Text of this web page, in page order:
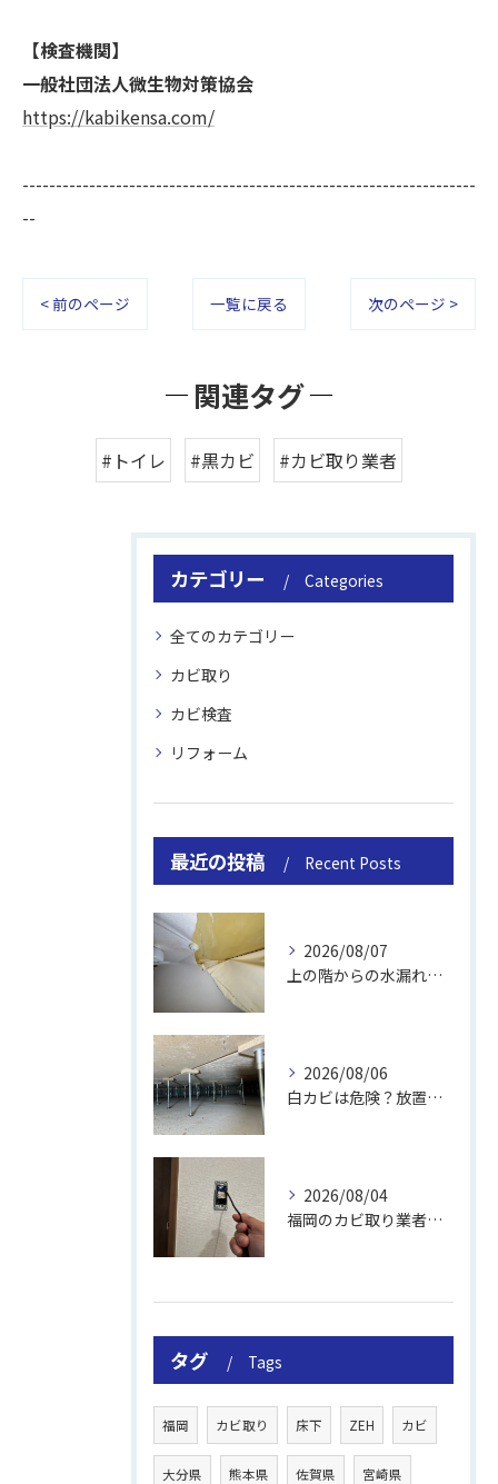
【検査機関】
一般社団法人微生物対策協会
https://kabikensa.com/
--------------------------------------------------------------------
--
< 前のページ 一覧に戻る 次のページ >
関連タグ
#トイレ #黒カビ #カビ取り業者
カテゴリー Categories
全てのカテゴリー
カビ取り
カビ検査
リフォーム
最近の投稿 Recent Posts
2026/08/07
上の階からの水漏れでカビ｜対処法と業者
2026/08/06
白カビは危険？放置のリスクと取り方
2026/08/04
福岡のカビ取り業者おすすめの選び方と費用
タグ Tags
福岡 カビ取り 床下 ZEH カビ
大分県 熊本県 佐賀県 宮崎県